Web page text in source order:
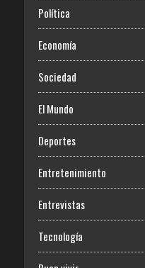
Política
Economía
Sociedad
El Mundo
Deportes
Entretenimiento
Entrevistas
Tecnología